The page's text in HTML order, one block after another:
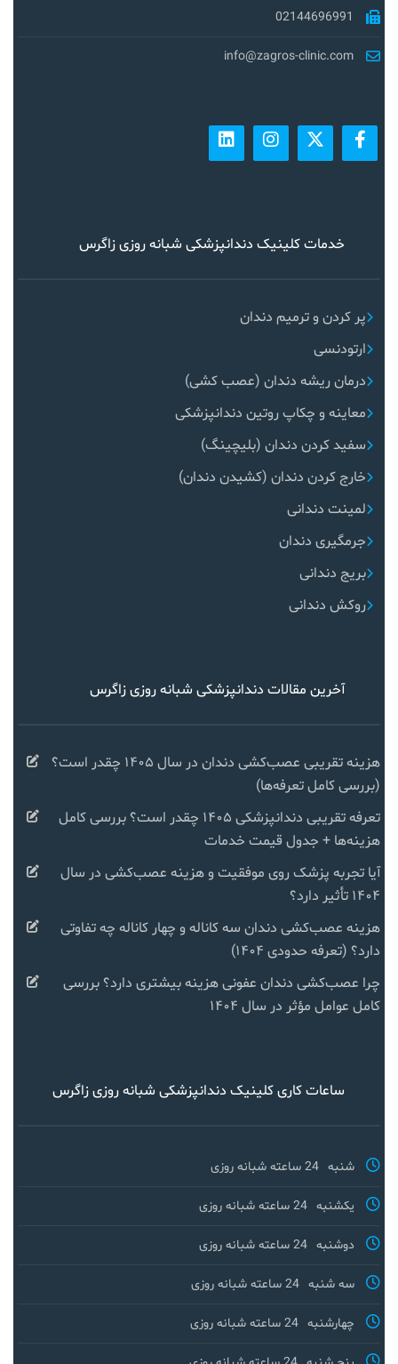
02144696991
info@zagros-clinic.com
خدمات کلینیک دندانپزشکی شبانه روزی زاگرس
پر کردن و ترمیم دندان
ارتودنسی
درمان ریشه دندان (عصب کشی)
معاینه و چکاپ روتین دندانپزشکی
سفید کردن دندان (بلیچینگ)
خارج کردن دندان (کشیدن دندان)
لمینت دندانی
جرمگیری دندان
بریج دندانی
روکش دندانی
آخرین مقالات دندانپزشکی شبانه روزی زاگرس
هزینه تقریبی عصب‌کشی دندان در سال ۱۴۰۵ چقدر است؟
(بررسی کامل تعرفه‌ها)
تعرفه تقریبی دندانپزشکی ۱۴۰۵ چقدر است؟ بررسی کامل
هزینه‌ها + جدول قیمت خدمات
آیا تجربه پزشک روی موفقیت و هزینه عصب‌کشی در سال
۱۴۰۴ تأثیر دارد؟
هزینه عصب‌کشی دندان سه کاناله و چهار کاناله چه تفاوتی
دارد؟ (تعرفه حدودی ۱۴۰۴)
چرا عصب‌کشی دندان عفونی هزینه بیشتری دارد؟ بررسی
کامل عوامل مؤثر در سال ۱۴۰۴
ساعات کاری کلینیک دندانپزشکی شبانه روزی زاگرس
شنبه 24 ساعته شبانه روزی
یکشنبه 24 ساعته شبانه روزی
دوشنبه 24 ساعته شبانه روزی
سه شنبه 24 ساعته شبانه روزی
چهارشنبه 24 ساعته شبانه روزی